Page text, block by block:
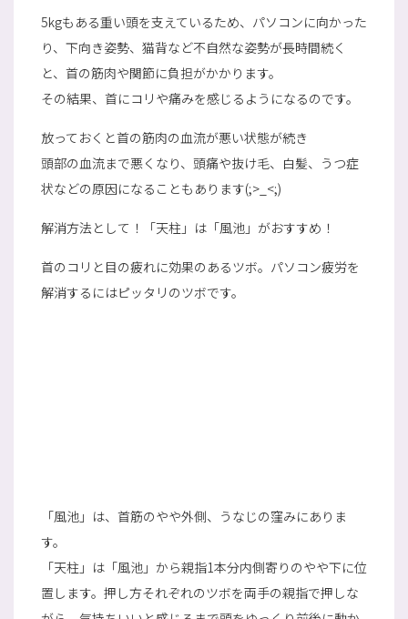
5kgもある重い頭を支えているため、パソコンに向かった
り、下向き姿勢、猫背など不自然な姿勢が長時間続く
と、首の筋肉や関節に負担がかかります。
その結果、首にコリや痛みを感じるようになるのです。
放っておくと首の筋肉の血流が悪い状態が続き
頭部の血流まで悪くなり、頭痛や抜け毛、白髪、うつ症
状などの原因になることもあります(;>_<;)
解消方法として！「天柱」は「風池」がおすすめ！
首のコリと目の疲れに効果のあるツボ。パソコン疲労を
解消するにはピッタリのツボです。
「風池」は、首筋のやや外側、うなじの窪みにありま
す。
「天柱」は「風池」から親指1本分内側寄りのやや下に位
置します。押し方それぞれのツボを両手の親指で押しな